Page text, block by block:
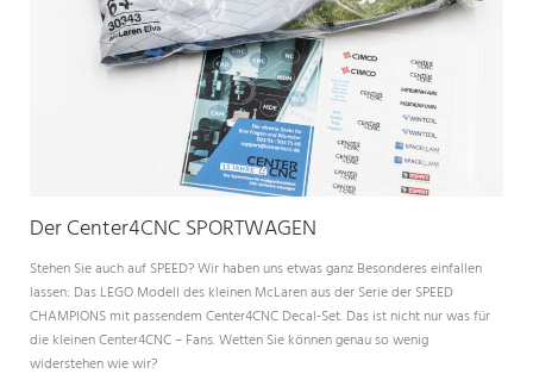
Der Center4CNC SPORTWAGEN
Stehen Sie auch auf SPEED? Wir haben uns etwas ganz Besonderes einfallen
lassen: Das LEGO Modell des kleinen McLaren aus der Serie der SPEED
CHAMPIONS mit passendem Center4CNC Decal-Set. Das ist nicht nur was für
die kleinen Center4CNC – Fans. Wetten Sie können genau so wenig
widerstehen wie wir?